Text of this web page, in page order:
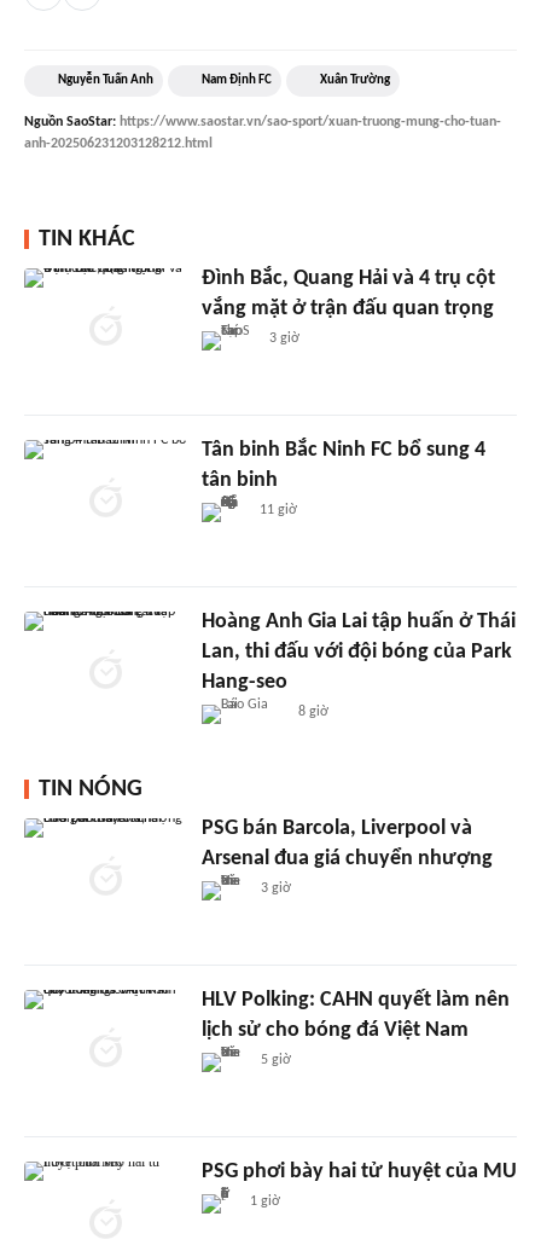
Nguyễn Tuấn Anh Nam Định FC Xuân Trường
Nguồn SaoStar: https://www.saostar.vn/sao-sport/xuan-truong-mung-cho-tuan-
anh-202506231203128212.html
TIN KHÁC
Đình Bắc, Quang Hải và 4 trụ cột
vắng mặt ở trận đấu quan trọng
3 giờ
Tân binh Bắc Ninh FC bổ sung 4
tân binh
11 giờ
Hoàng Anh Gia Lai tập huấn ở Thái
Lan, thi đấu với đội bóng của Park
Hang-seo
8 giờ
TIN NÓNG
PSG bán Barcola, Liverpool và
Arsenal đua giá chuyển nhượng
3 giờ
HLV Polking: CAHN quyết làm nên
lịch sử cho bóng đá Việt Nam
5 giờ
PSG phơi bày hai tử huyệt của MU
1 giờ